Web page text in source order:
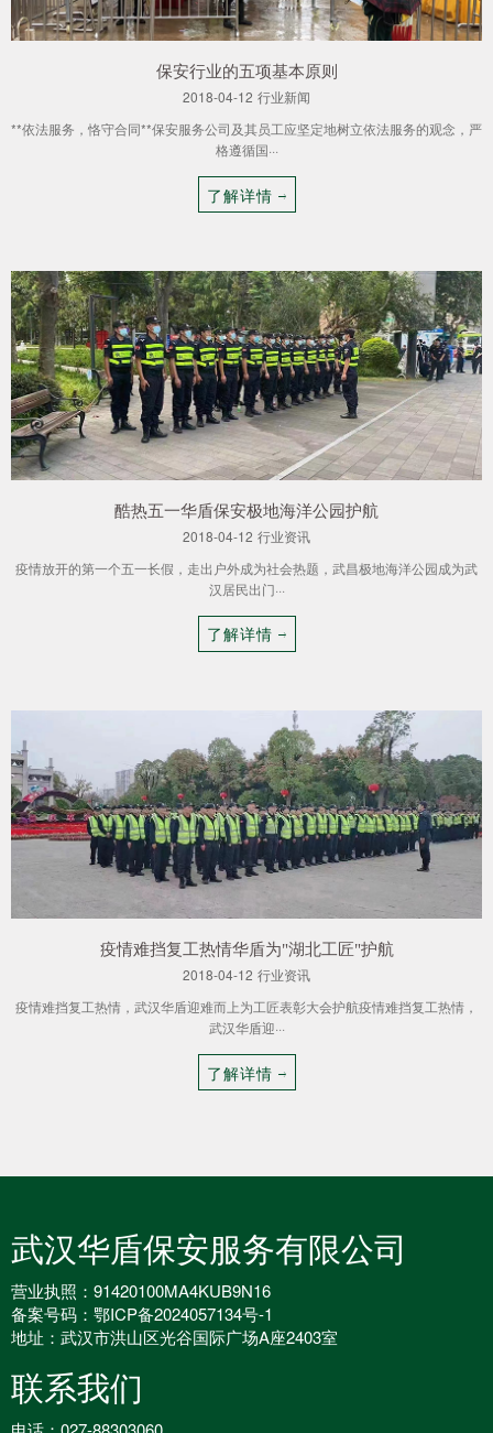
保安行业的五项基本原则
2018-04-12 行业新闻
**依法服务，恪守合同**保安服务公司及其员工应坚定地树立依法服务的观念，严
格遵循国···
了解详情
酷热五一华盾保安极地海洋公园护航
2018-04-12 行业资讯
疫情放开的第一个五一长假，走出户外成为社会热题，武昌极地海洋公园成为武
汉居民出门···
了解详情
疫情难挡复工热情华盾为"湖北工匠"护航
2018-04-12 行业资讯
疫情难挡复工热情，武汉华盾迎难而上为工匠表彰大会护航疫情难挡复工热情，
武汉华盾迎···
了解详情
武汉华盾保安服务有限公司
营业执照：91420100MA4KUB9N16
备案号码： 鄂ICP备2024057134号-1
地址：武汉市洪山区光谷国际广场A座2403室
联系我们